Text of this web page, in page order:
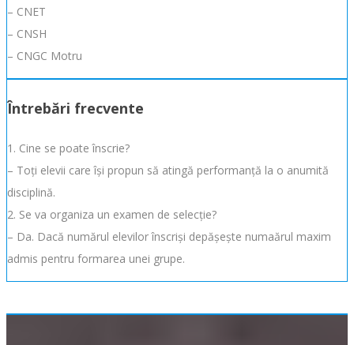
– CNET
– CNSH
– CNGC Motru
Întrebări frecvente
1. Cine se poate înscrie?
– Toți elevii care își propun să atingă performanță la o anumită
disciplină.
2. Se va organiza un examen de selecție?
– Da. Dacă numărul elevilor înscriși depășește numaărul maxim
admis pentru formarea unei grupe.